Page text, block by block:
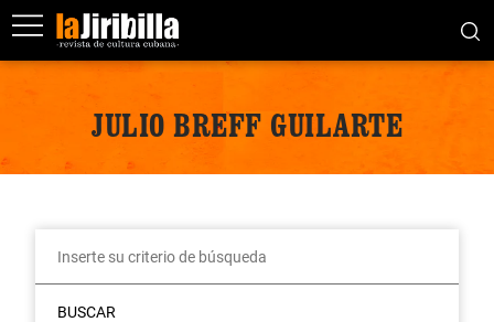
JULIO BREFF GUILARTE
BUSCAR